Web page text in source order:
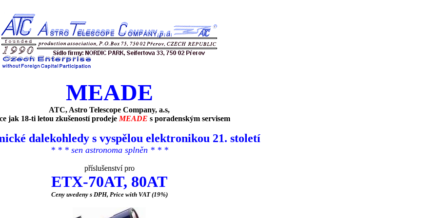
MEADE
ATC, Astro Telescope Company, a.s,
jak 18-ti letou zkušeností prodeje MEADE s poradenským servisem
dalekohledy s vyspělou elektronikou 21. století
* * * sen astronoma splněn * * *
příslušenství pro
ETX-70AT, 80AT
Ceny uvedeny s DPH, Price with VAT (19%)